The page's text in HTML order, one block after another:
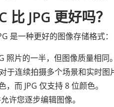
比 JPG 更好吗？
是一种更好的图像存储格式：
照片的一半，但图像质量相同。
于连续拍摄多个场景和实时图
而 JPG 仅支持 8 位颜色。
许您逐步编辑图像。